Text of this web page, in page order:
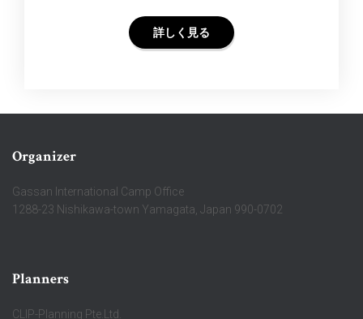
詳しく見る
Organizer
Gassan International Camp Office
1288-23 Nishikawa-town Yamagata, Japan 990-0702
Planners
CLIP-Planning Pte.Ltd.